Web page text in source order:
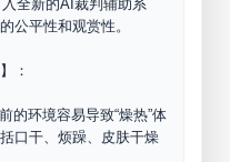
全新的AI裁判辅助系
公平性和观赏性。
：
的环境容易导致“燥热”体
口干、烦躁、皮肤干燥
商兑园